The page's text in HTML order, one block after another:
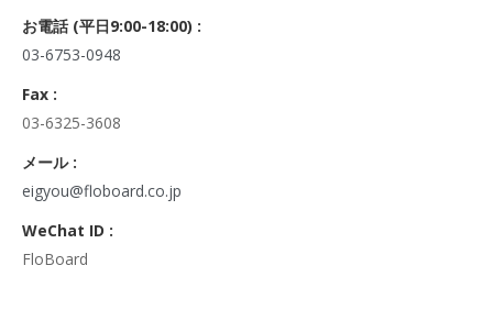
株式会社FloBoard 個人情報問合せ窓口
〒101-0031 東京都千代田区東神田二丁目7番4-305
メールアドレス: info@floboard.co.jp TEL: 03-6753-0948
ールデンウィークを除く)
6. 個人情報における任意性について
個人情報のご提供は、ご本人の任意です。ただし、必須項目を
ご入力頂けない場合は本フォームをご利用頂けませんので、ご
了承ください。
お電話 (平日9:00-18:00) :
03-6753-0948
Fax :
03-6325-3608
メール :
eigyou@floboard.co.jp
WeChat ID :
FloBoard